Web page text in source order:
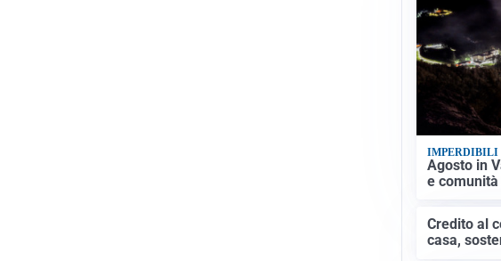
IMPERDIBILI
Agosto in
e comunità
Credito al
casa,